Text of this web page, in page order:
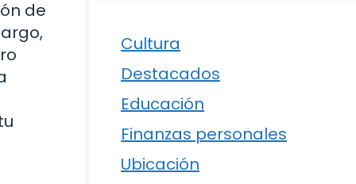
de
Cultura
Destacados
Educación
Finanzas personales
Ubicación